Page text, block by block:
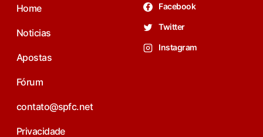
Home
Noticias
Apostas
Fórum
contato@spfc.net
Privacidade
Facebook
Twitter
Instagram